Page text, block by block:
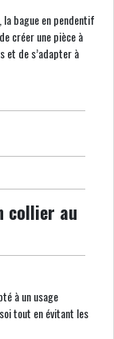
la bague en pendentif
créer une pièce à
et de s’adapter à
collier au
à un usage
tout en évitant les